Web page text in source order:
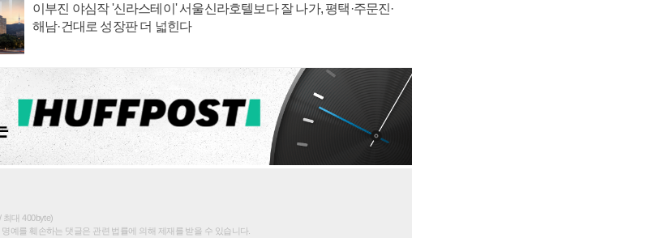
이부진 야심작 '신라스테이' 서울신라호텔보다 잘 나가, 평택·주문진·
해남·건대로 성장판 더 넓힌다
최대 400byte)
예를 훼손하는 댓글은 관련 법률에 의해 제재를 받을 수 있습니다.